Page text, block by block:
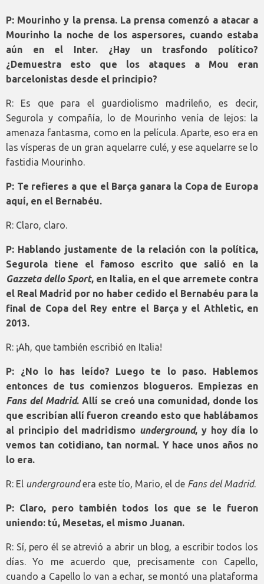
P: Mourinho y la prensa. La prensa comenzó a atacar a
Mourinho la noche de los aspersores, cuando estaba
aún en el Inter. ¿Hay un trasfondo político?
¿Demuestra esto que los ataques a Mou eran
barcelonistas desde el principio?
R: Es que para el guardiolismo madrileño, es decir,
Segurola y compañía, lo de Mourinho venía de lejos: la
amenaza fantasma, como en la película. Aparte, eso era en
las vísperas de un gran aquelarre culé, y ese aquelarre se lo
fastidia Mourinho.
P: Te refieres a que el Barça ganara la Copa de Europa
aquí, en el Bernabéu.
R: Claro, claro.
P: Hablando justamente de la relación con la política,
Segurola tiene el famoso escrito que salió en la
Gazzeta dello Sport, en Italia, en el que arremete contra
el Real Madrid por no haber cedido el Bernabéu para la
final de Copa del Rey entre el Barça y el Athletic, en
2013.
R: ¡Ah, que también escribió en Italia!
P: ¿No lo has leído? Luego te lo paso. Hablemos
entonces de tus comienzos blogueros. Empiezas en
Fans del Madrid. Allí se creó una comunidad, donde los
que escribían allí fueron creando esto que hablábamos
al principio del madridismo underground, y hoy día lo
vemos tan cotidiano, tan normal. Y hace unos años no
lo era.
R: El undergroundera este tío, Mario, el de Fans del Madrid.
P: Claro, pero también todos los que se le fueron
uniendo: tú, Mesetas, el mismo Juanan.
R: Sí, pero él se atrevió a abrir un blog, a escribir todos los
días. Yo me acuerdo que, precisamente con Capello,
cuando a Capello lo van a echar, se montó una plataforma